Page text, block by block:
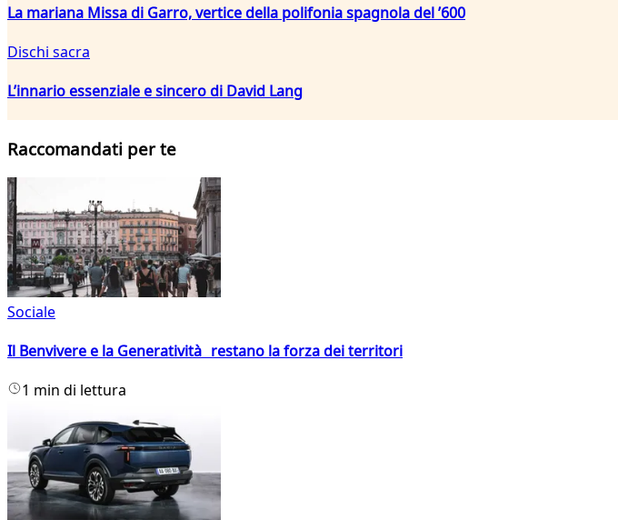
La mariana Missa di Garro, vertice della polifonia spagnola del ’600
Dischi sacra
L’innario essenziale e sincero di David Lang
Raccomandati per te
Sociale
Il Benvivere e la Generatività restano la forza dei territori
1 min di lettura